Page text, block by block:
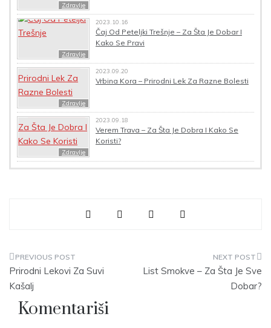
Zdravlje
Zdravlje
2023.10.16
Čaj Od Peteljki Trešnje – Za Šta Je Dobar I
Kako Se Pravi
Zdravlje
2023.09.20
Vrbina Kora – Prirodni Lek Za Razne Bolesti
Zdravlje
2023.09.18
Verem Trava – Za Šta Je Dobra I Kako Se
Koristi?
Navigacija
članaka
Prirodni Lekovi Za Suvi
Kašalj
List Smokve – Za Šta Je Sve
Dobar?
Komentariši